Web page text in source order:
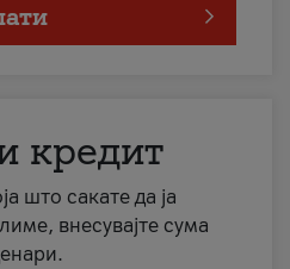
кредит
што сакате да ја
внесувајте сума